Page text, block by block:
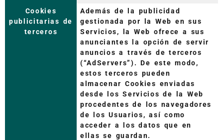
Cookies
publicitarias de
terceros
Además de la publicidad
gestionada por la Web en sus
Servicios, la Web ofrece a sus
anunciantes la opción de servir
anuncios a través de terceros
(“AdServers”). De este modo,
estos terceros pueden
almacenar Cookies enviadas
desde los Servicios de la Web
procedentes de los navegadores
de los Usuarios, así como
acceder a los datos que en
ellas se guardan.